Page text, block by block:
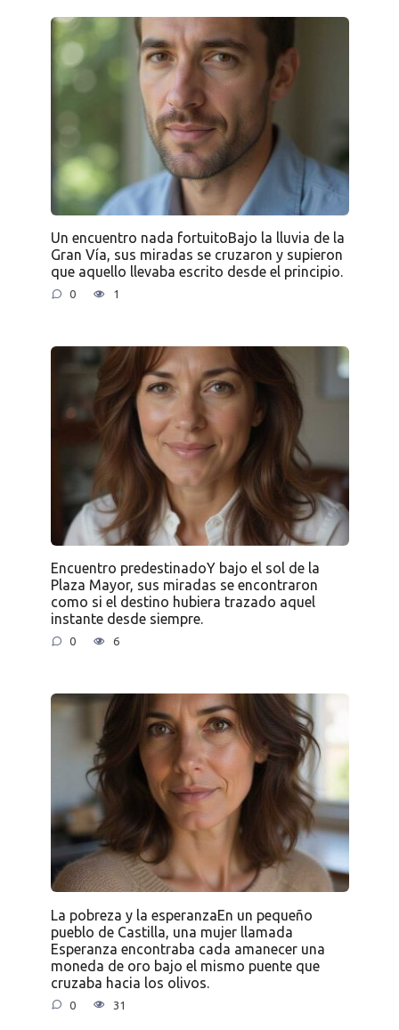
Un encuentro nada fortuitoBajo la lluvia de la
Gran Vía, sus miradas se cruzaron y supieron
que aquello llevaba escrito desde el principio.
0 1
Encuentro predestinadoY bajo el sol de la
Plaza Mayor, sus miradas se encontraron
como si el destino hubiera trazado aquel
instante desde siempre.
0 6
La pobreza y la esperanzaEn un pequeño
pueblo de Castilla, una mujer llamada
Esperanza encontraba cada amanecer una
moneda de oro bajo el mismo puente que
cruzaba hacia los olivos.
0 31